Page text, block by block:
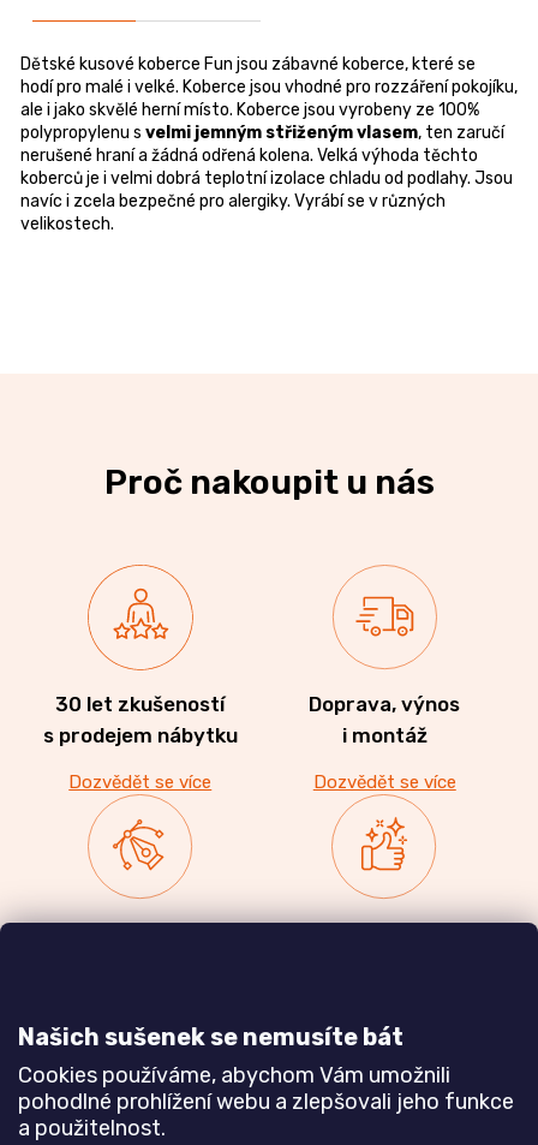
Našich sušenek se nemusíte bát
Cookies používáme, abychom Vám umožnili
pohodlné prohlížení webu a zlepšovali jeho funkce
a použitelnost.
Dětské kusové koberce Fun jsou zábavné koberce, které se
hodí pro malé i velké. Koberce jsou vhodné pro rozzáření pokojíku,
ale i jako skvělé herní místo. Koberce jsou vyrobeny ze 100%
polypropylenu s velmi jemným střiženým vlasem, ten zaručí
nerušené hraní a žádná odřená kolena. Velká výhoda těchto
koberců je i velmi dobrá teplotní izolace chladu od podlahy. Jsou
navíc i zcela bezpečné pro alergiky. Vyrábí se v různých
velikostech.
Proč nakoupit u nás
30 let zkušeností
s prodejem nábytku
Dozvědět se více
Doprava, výnos
i montáž
Dozvědět se více
Dozvědět se více Dozvědět se více